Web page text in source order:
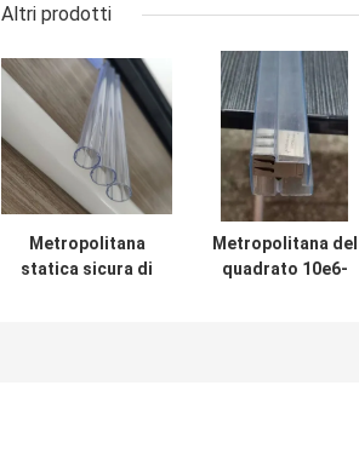
Altri prodotti
Metropolitana
statica sicura di
Metropolitana del
quadrato 10e6-